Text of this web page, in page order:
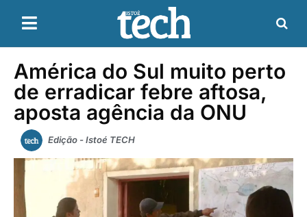
América do Sul muito perto
de erradicar febre aftosa,
aposta agência da ONU
Edição - Istoé TECH